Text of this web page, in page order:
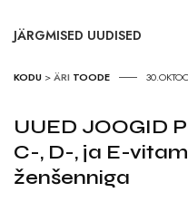
JÄRGMISED UUDISED
KODU >ÄRI TOODE
UUED JOOGID
C-, D-, ja E-
ženšenniga